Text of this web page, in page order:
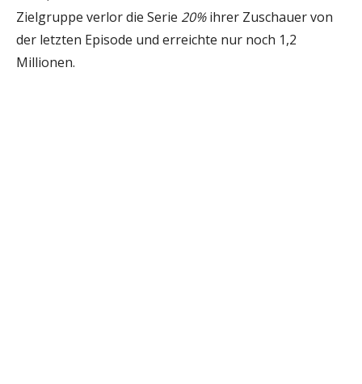
Zielgruppe verlor die Serie 20%ihrer Zuschauer von
der letzten Episode und erreichte nur noch 1,2
Millionen.